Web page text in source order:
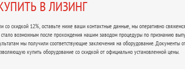
В ЛИЗИНГ
со скидкой 12%, оставьте ниже ваши контактные данные, мы оперативно свяжемся.
возможным после прохождения нашим заводом процедуры по признанию
мы получили соответствующие заключения на оборудование. Документы
купить оборудование со скидкой от официально установленной цены.